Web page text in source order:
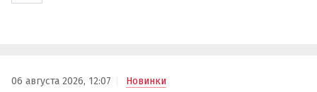
06 августа 2026, 12:07 Новинки